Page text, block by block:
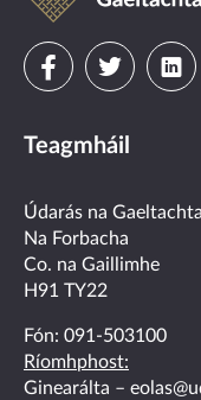
Gaeltachta
Visit
on
facebook
Visit
on
Teagmháil
Údarás na Gaeltachta
Na Forbacha
Co. na Gaillimhe
H91 TY22
Fón: 091-503100
Ríomhphost:
Ginearálta –